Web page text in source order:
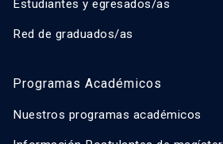
Estudiantes y egresados/as
Red de graduados/as
Programas Académicos
Nuestros programas académicos